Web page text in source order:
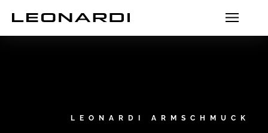
LEONARDI ARMSCHMUCK